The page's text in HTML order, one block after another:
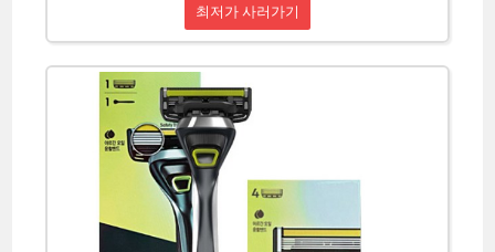
최저가 사러가기